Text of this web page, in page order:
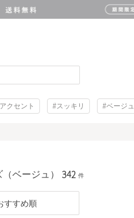
クセント #スッキリ #ベージュ
ベージュ） 342 件
すすめ順